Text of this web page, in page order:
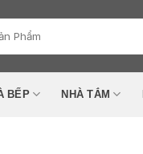
BẾP NHÀ TẮM